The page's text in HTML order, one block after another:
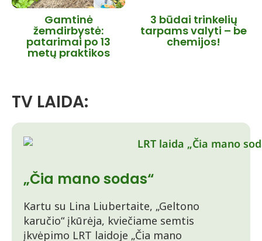
Gamtinė
žemdirbystė:
patarimai po 13
metų praktikos
3 būdai trinkelių
tarpams valyti – be
chemijos!
TV LAIDA:
„Čia mano sodas“
Kartu su Lina Liubertaite, „Geltono
karučio“ įkūrėja, kviečiame semtis
įkvėpimo LRT laidoje „Čia mano